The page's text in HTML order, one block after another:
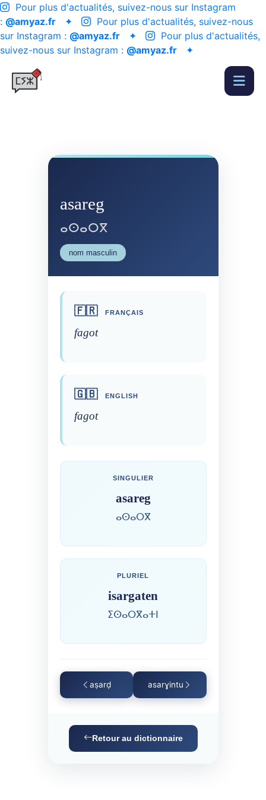
Pour plus d'actualités, suivez-nous sur Instagram
: @amyaz.fr ✦
Pour plus d'actualités, suivez-nous
sur Instagram : @amyaz.fr ✦
Pour plus d'actualités,
suivez-nous sur Instagram : @amyaz.fr ✦
asareg
ⴰⵙⴰⵔⴳ
nom masculin
🇫🇷 FRANÇAIS
fagot
🇬🇧 ENGLISH
fagot
SINGULIER
asareg
ⴰⵙⴰⵔⴳ
PLURIEL
isargaten
ⵉⵙⴰⵔⴳⴰⵜⵏ
aṣarḍ asarɣintu
Retour au dictionnaire